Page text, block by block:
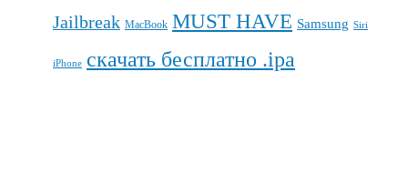
Jailbreak MacBook MUST HAVE Samsung Siri
iPhone скачать бесплатно .ipa